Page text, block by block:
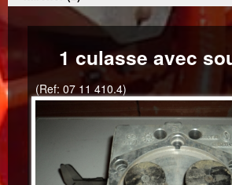
1 culasse avec
(Ref: 07 11 410.4)